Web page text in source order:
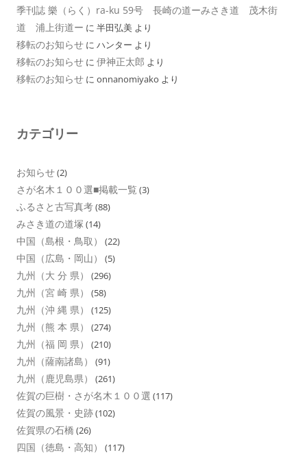
季刊誌 樂（らく）ra-ku 59号 長崎の道ーみさき道 茂木街
道 浦上街道ー に 半田弘美 より
移転のお知らせ に ハンター より
移転のお知らせ に 伊神正太郎 より
移転のお知らせ に onnanomiyako より
カテゴリー
お知らせ(2)
さが名木１００選■掲載一覧 (3)
ふるさと古写真考(88)
みさき道の道塚 (14)
中国（島根・鳥取） (22)
中国（広島・岡山） (5)
九州（大 分 県） (296)
九州（宮 崎 県） (58)
九州（沖 縄 県） (125)
九州（熊 本 県） (274)
九州（福 岡 県） (210)
九州（薩南諸島） (91)
九州（鹿児島県） (261)
佐賀の巨樹・さが名木１００選 (117)
佐賀の風景・史跡(102)
佐賀県の石橋 (26)
四国（徳島・高知） (117)